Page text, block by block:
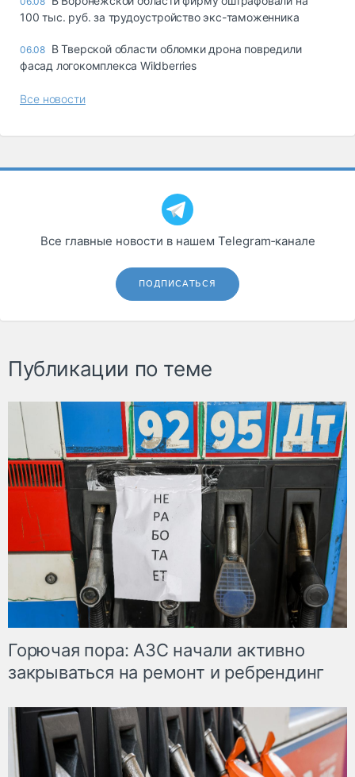
100 тыс. руб. за трудоустройство экс-таможенника
06.08 В Тверской области обломки дрона повредили
фасад логокомплекса Wildberries
Все новости
Все главные новости в нашем Telegram‑канале
ПОДПИСАТЬСЯ
Публикации по теме
Горючая пора: АЗС начали активно
закрываться на ремонт и ребрендинг